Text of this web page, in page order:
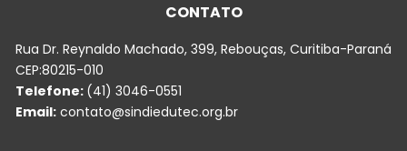
CONTATO
Rua Dr. Reynaldo Machado, 399, Rebouças, Curitiba-Paraná
CEP:80215-010
Telefone: (41) 3046-0551
Email: contato@sindiedutec.org.br